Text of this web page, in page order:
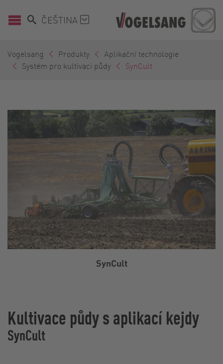
ČEŠTINA
Vogelsang Produkty
Aplikační technologie
Systém pro kultivaci půdy
SynCult
SynCult
Kultivace půdy s aplikací kejdy
SynCult